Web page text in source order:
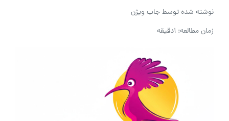
نوشته شده توسطجاب ویژن
زمان مطالعه: 1دقیقه